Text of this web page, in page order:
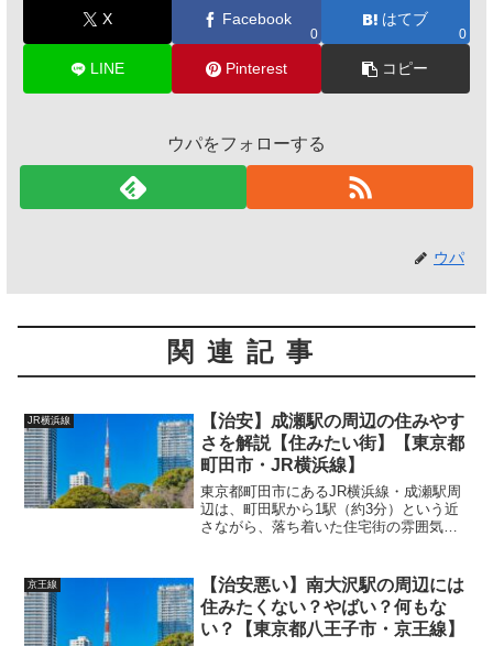
X Facebook
0
はてブ
0
LINE Pinterest コピー
ウパをフォローする
ウパ
関連記事
JR横浜線
【治安】成瀬駅の周辺の住みやす
さを解説【住みたい街】【東京都
町田市・JR横浜線】
東京都町田市にあるJR横浜線・成瀬駅周
辺は、町田駅から1駅（約3分）という近
さながら、落ち着いた住宅街の雰囲気が
安面について詳しく解説します。
(adsbygoogle...
京王線
【治安悪い】南大沢駅の周辺には
住みたくない？やばい？何もな
い？【東京都八王子市・京王線】